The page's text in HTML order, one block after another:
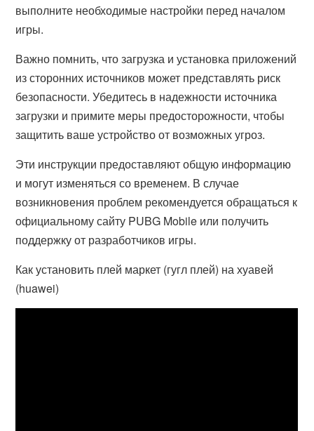
выполните необходимые настройки перед началом
игры.
Важно помнить, что загрузка и установка приложений
из сторонних источников может представлять риск
безопасности. Убедитесь в надежности источника
загрузки и примите меры предосторожности, чтобы
защитить ваше устройство от возможных угроз.
Эти инструкции предоставляют общую информацию
и могут изменяться со временем. В случае
возникновения проблем рекомендуется обращаться к
официальному сайту PUBG Mobile или получить
поддержку от разработчиков игры.
Как установить плей маркет (гугл плей) на хуавей
(huawei)